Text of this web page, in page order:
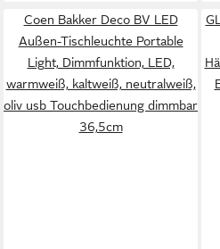
Coen Bakker Deco BV LED
Außen-Tischleuchte Portable
Light, Dimmfunktion, LED,
warmweiß, kaltweiß, neutralweiß,
oliv usb Touchbedienung dimmbar
36,5cm